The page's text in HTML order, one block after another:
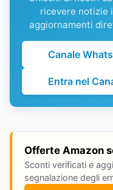
ricevere notizie
aggiornamenti
Canale
Entra nel
Offerte Amazon
Sconti verificati e
segnalazione degli